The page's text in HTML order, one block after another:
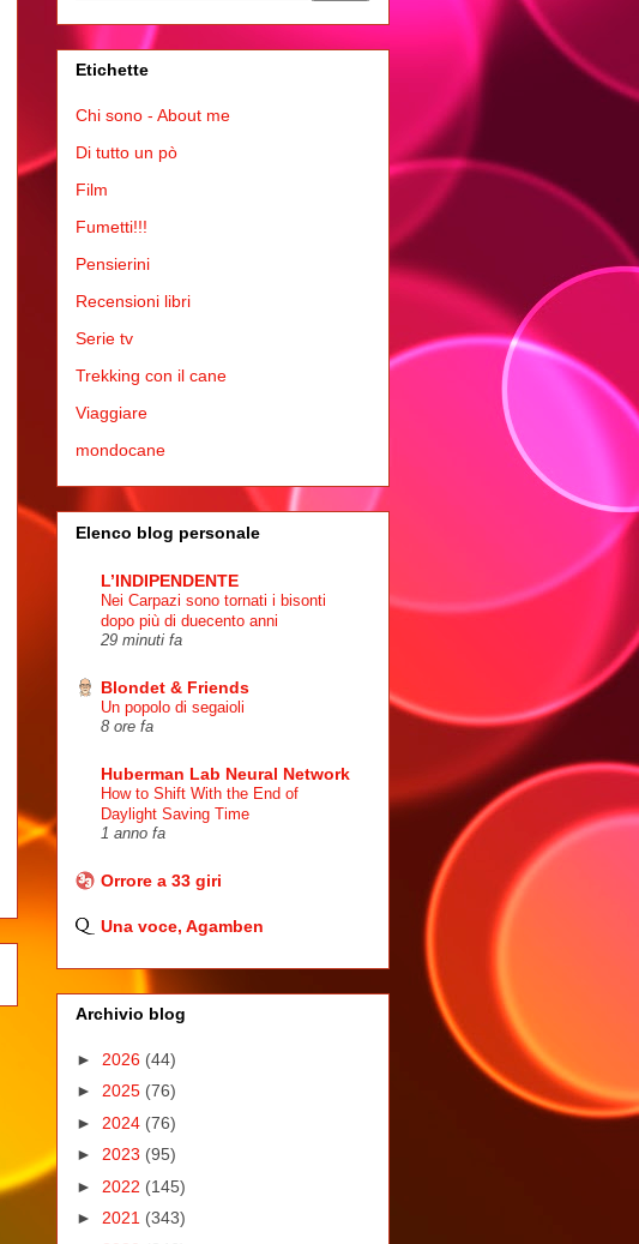
Etichette
Chi sono - About me
Di tutto un pò
Film
Fumetti!!!
Pensierini
Recensioni libri
Serie tv
Trekking con il cane
Viaggiare
mondocane
Elenco blog personale
L’INDIPENDENTE
Nei Carpazi sono tornati i bisonti
dopo più di duecento anni
29 minuti fa
Blondet & Friends
Un popolo di segaioli
8 ore fa
Huberman Lab Neural Network
How to Shift With the End of
Daylight Saving Time
1 anno fa
Orrore a 33 giri
Una voce, Agamben
Archivio blog
► 2026 (44)
► 2025 (76)
► 2024 (76)
► 2023 (95)
► 2022 (145)
► 2021 (343)